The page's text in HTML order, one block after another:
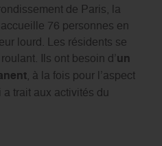
de Paris, la
accueille 76 personnes en
lourd. Les résidents se
Ils ont besoin d’un
, à la fois pour l’aspect
trait aux activités du